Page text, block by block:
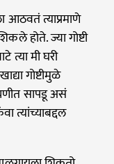
आठवतं त्याप्रमाणे
होते. ज्या गोष्टी
त्या मी घरी
गोष्टीमुळे
सापडू असं
त्यांच्याबद्दल